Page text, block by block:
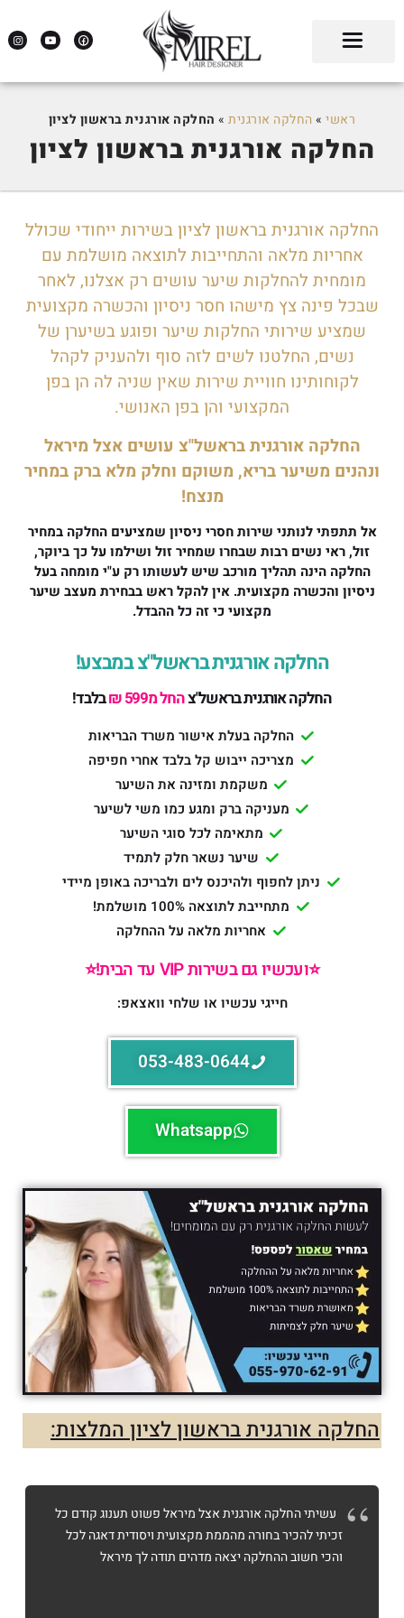
ראשי»החלקה אורגנית» החלקה אורגנית בראשון לציון
החלקה אורגנית בראשון לציון
החלקה אורגנית בראשון לציון בשירות ייחודי שכולל
אחריות מלאה והתחייבות לתוצאה מושלמת עם
מומחית להחלקות שיער עושים רק אצלנו, לאחר
שבכל פינה צץ מישהו חסר ניסיון והכשרה מקצועית
שמציע שירותי החלקות שיער ופוגע בשיערן של
נשים, החלטנו לשים לזה סוף ולהעניק לקהל
לקוחותינו חוויית שירות שאין שניה לה הן בפן
המקצועי והן בפן האנושי.
החלקה אורגנית בראשל"צ עושים אצל מיראל
ונהנים משיער בריא, משוקם וחלק מלא ברק במחיר
מנצח!
אל תתפתי לנותני שירות חסרי ניסיון שמציעים החלקה במחיר
זול, ראי נשים רבות שבחרו שמחיר זול ושילמו על כך ביוקר,
החלקה הינה תהליך מורכב שיש לעשותו רק ע"י מומחה בעל
ניסיון והכשרה מקצועית. אין להקל ראש בבחירת מעצב שיער
מקצועי כי זה כל ההבדל.
החלקה אורגנית בראשל"צ במבצע!
החלקה אורגנית בראשל"צהחל מ599 ₪ בלבד!
החלקה בעלת אישור משרד הבריאות
מצריכה ייבוש קל בלבד אחרי חפיפה
משקמת ומזינה את השיער
מעניקה ברק ומגע כמו משי לשיער
מתאימה לכל סוגי השיער
שיער נשאר חלק לתמיד
ניתן לחפוף ולהיכנס לים ולבריכה באופן מיידי
מתחייבת לתוצאה 100% מושלמת!
אחריות מלאה על ההחלקה
⭐️ועכשיו גם בשירות VIP עד הבית!⭐️
חייגי עכשיו או שלחי וואצאפ:
053-483-0644
Whatsapp
החלקה אורגנית בראשון לציון המלצות:
עשיתי החלקה אורגנית אצל מיראל פשוט תענוג קודם כל
זכיתי להכיר בחורה מהממת מקצועית ויסודית דאגה לכל
והכי חשוב ההחלקה יצאה מדהים תודה לך מיראל